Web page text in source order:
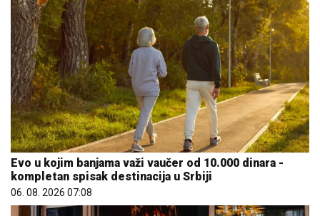
Evo u kojim banjama važi vaučer od 10.000 dinara -
kompletan spisak destinacija u Srbiji
06. 08. 2026 07:08